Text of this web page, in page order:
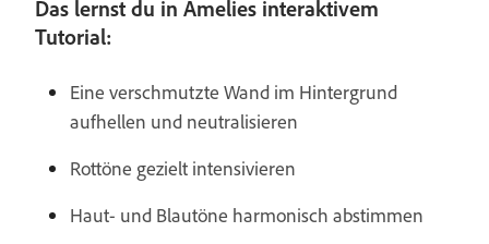
Das lernst du in Amelies interaktivem
Tutorial:
Eine verschmutzte Wand im Hintergrund
aufhellen und neutralisieren
Rottöne gezielt intensivieren
Haut- und Blautöne harmonisch abstimmen